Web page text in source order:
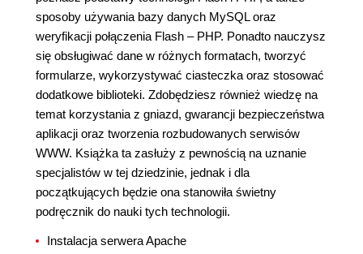
sposoby używania bazy danych MySQL oraz
weryfikacji połączenia Flash – PHP. Ponadto nauczysz
się obsługiwać dane w różnych formatach, tworzyć
formularze, wykorzystywać ciasteczka oraz stosować
dodatkowe biblioteki. Zdobędziesz również wiedzę na
temat korzystania z gniazd, gwarancji bezpieczeństwa
aplikacji oraz tworzenia rozbudowanych serwisów
WWW. Książka ta zasłuży z pewnością na uznanie
specjalistów w tej dziedzinie, jednak i dla
początkujących będzie ona stanowiła świetny
podręcznik do nauki tych technologii.
Instalacja serwera Apache